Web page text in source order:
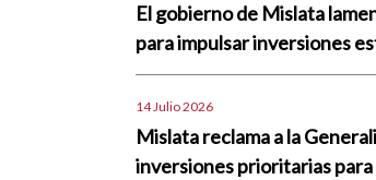
El gobierno de Mislata
para impulsar inversiones
14 Julio 2026
Mislata reclama a la
inversiones prioritarias para